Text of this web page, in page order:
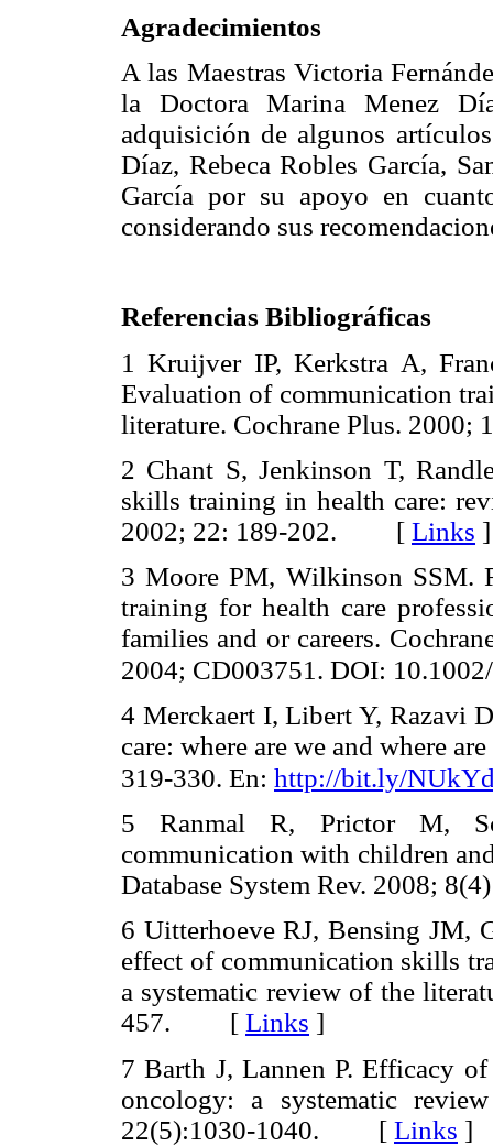
Agradecimientos
A las Maestras Victoria
la Doctora Marina Menez
adquisición de algunos
Díaz, Rebeca Robles García,
García por su apoyo en
considerando sus
Referencias Bibliográficas
1 Kruijver IP, Kerkstra A,
Evaluation of communication
literature. Cochrane Plus.
2 Chant S, Jenkinson T,
skills training in health care:
2002; 22: 189-202. [ Links ]
3 Moore PM, Wilkinson SSM.
training for health care
families and or careers.
2004; CD003751. DOI:
4 Merckaert I, Libert Y, Razavi
care: where are we and where
319-330. En: http://bit.ly/
5 Ranmal R, Prictor M,
communication with children
Database System Rev.
6 Uitterhoeve RJ, Bensing JM,
effect of communication skills
a systematic review of the
457. [ Links ]
7 Barth J, Lannen P. Efficacy
oncology: a systematic
22(5):1030-1040. [ Links ]